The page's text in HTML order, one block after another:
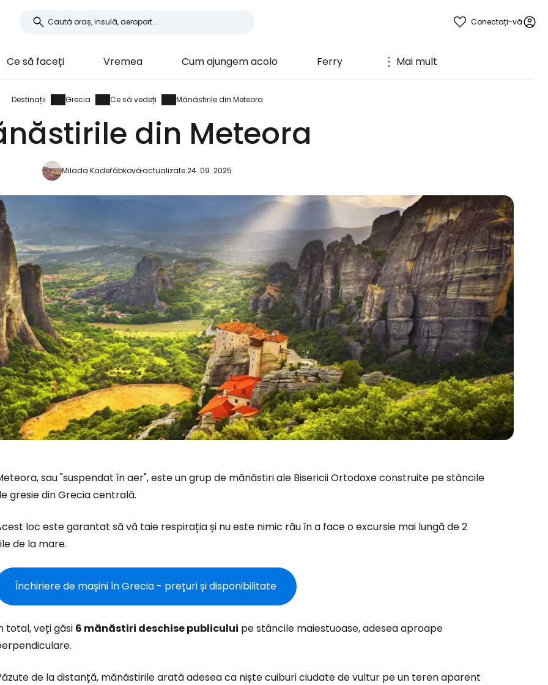
Conectați-vă
Ce să faceți Vremea Cum ajungem acolo Ferry Mai mult
Destinații Grecia Ce să vedeți Mănăstirile din Meteora
din Meteora
Milada Kadeřábkováactualizate 24. 09. 2025
sau "suspendat în aer", este un grup de mănăstiri ale Bisericii Ortodoxe construite pe stâncile
gresie din Grecia centrală.
loc este garantat să vă taie respirația și nu este nimic rău în a face o excursie mai lungă de 2
de la mare.
Închiriere de mașini în Grecia - prețuri și disponibilitate
total, veți găsi 6 mănăstiri deschise publicului pe stâncile maiestuoase, adesea aproape
de la distanță, mănăstirile arată adesea ca niște cuiburi ciudate de vultur pe un teren aparent